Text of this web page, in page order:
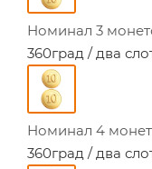
Номинал 3
360град / два
Номинал 4
360град / два